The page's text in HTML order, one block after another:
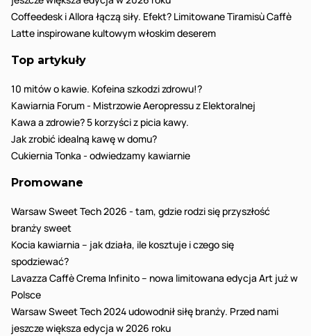
Coffeedesk i Allora łączą siły. Efekt? Limitowane Tiramisù Caffè
Latte inspirowane kultowym włoskim deserem
Top artykuły
10 mitów o kawie. Kofeina szkodzi zdrowu!?
Kawiarnia Forum - Mistrzowie Aeropressu z Elektoralnej
Kawa a zdrowie? 5 korzyści z picia kawy.
Jak zrobić idealną kawę w domu?
Cukiernia Tonka - odwiedzamy kawiarnie
Promowane
Warsaw Sweet Tech 2026 - tam, gdzie rodzi się przyszłość
branży sweet
Kocia kawiarnia – jak działa, ile kosztuje i czego się
spodziewać?
Lavazza Caffè Crema Infinito – nowa limitowana edycja Art już w
Polsce
Warsaw Sweet Tech 2024 udowodnił siłę branży. Przed nami
jeszcze większa edycja w 2026 roku